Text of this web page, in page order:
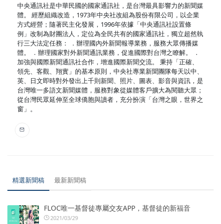
中央通訊社是中華民國的國家通訊社，是台灣最具影響力的新聞媒
體。 經歷組織改造，1973年中央社改組為股份有限公司，以企業
方式經營；隨著民主化發展，1996年依據「中央通訊社設置條
例」改制為財團法人，定位為全民共有的國家通訊社，獨立超然執
行三大法定任務： ．辦理國內外新聞報導業務，服務大眾傳播媒
體。 ．辦理國家對外新聞通訊業務，促進國際對台灣之瞭解。 ．
加強與國際新聞通訊社合作，增進國際新聞交流。 秉持「正確、
領先、客觀、翔實」的基本原則，中央社專業新聞團隊每天以中、
英、日文即時對外發出上千則新聞、照片、圖表、影音與資訊，是
台灣唯一多語文新聞媒體，服務對象從媒體客戶擴大為閱聽大眾；
從台灣民眾延伸至全球僑胞與讀者，充分扮演「台灣之眼，世界之
窗」。
精選新聞稿 最新新聞稿
FLOC唯一基督徒專屬交友APP，基督徒的新福音
2021/03/29